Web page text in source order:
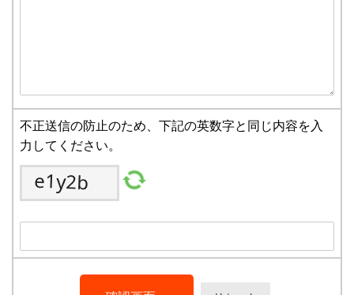
不正送信の防止のため、下記の英数字と同じ内容を入
力してください。